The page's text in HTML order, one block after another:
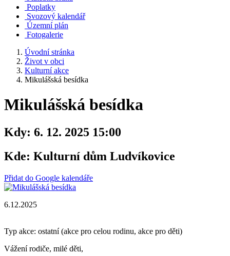
Poplatky
Svozový kalendář
Územní plán
Fotogalerie
Úvodní stránka
Život v obci
Kulturní akce
Mikulášská besídka
Mikulášská besídka
Kdy: 6. 12. 2025 15:00
Kde: Kulturní dům Ludvíkovice
Přidat do Google kalendáře
6.12.2025
Typ akce: ostatní (akce pro celou rodinu, akce pro děti)
Vážení rodiče, milé děti,